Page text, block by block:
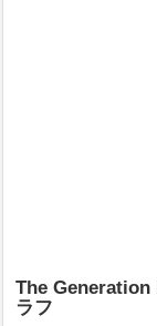
The Generation
ラフ